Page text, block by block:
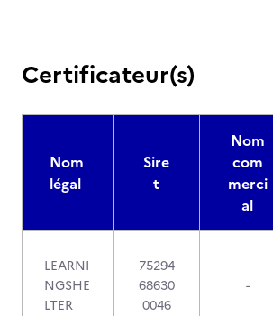
Certificateur(s)
Nom
légal
Sire
t
Nom
com
merci
al
LEARNI
NGSHE
LTER
75294
68630
0046
-